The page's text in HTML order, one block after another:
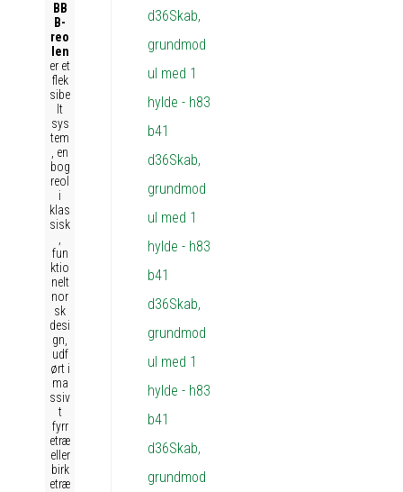
BB
B-
reo
len
er et
flek
sibe
lt
sys
tem
, en
bog
reol
i
klas
sisk
fun
ktio
nelt
nor
sk
desi
gn,
udf
ørt i
ma
ssiv
t
fyrr
etræ
eller
birk
etræ